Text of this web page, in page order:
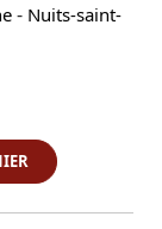
- Nuits-saint-